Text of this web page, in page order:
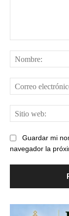
Guardar mi
navegador la